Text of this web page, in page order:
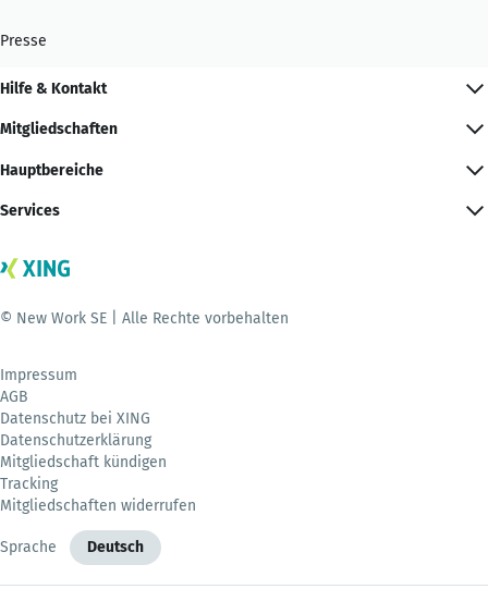
Presse
Hilfe & Kontakt
Mitgliedschaften
Hauptbereiche
Services
© New Work SE | Alle Rechte vorbehalten
Impressum
AGB
Datenschutz bei XING
Datenschutzerklärung
Mitgliedschaft kündigen
Tracking
Mitgliedschaften widerrufen
Sprache Deutsch